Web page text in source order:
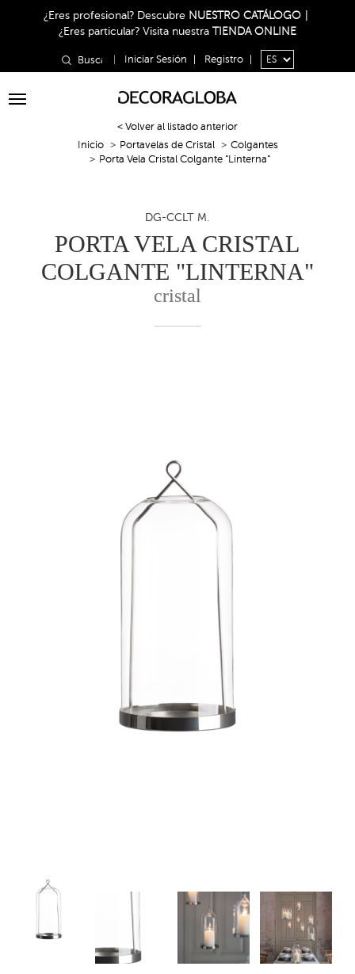
¿Eres profesional? Descubre NUESTRO CATÁLOGO
¿Eres particular? Visita nuestra TIENDA ONLINE
Iniciar Sesión Registro
Toggle
< Volver al listado anterior
Inicio
Portavelas de Cristal
Colgantes
Porta Vela Cristal Colgante "Linterna"
DG-CCLT M.
PORTA VELA CRISTAL
COLGANTE "LINTERNA"
cristal